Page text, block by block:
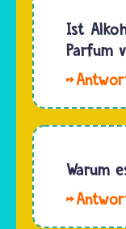
da der
Koran
das
ist es
ein
führen.
Im
Ist
Parfum
Alkohol
oder
ist im
Warum